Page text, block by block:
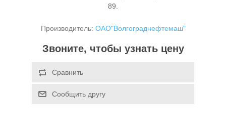
89.
Производитель: ОАО"Волгограднефтемаш"
Звоните, чтобы узнать цену